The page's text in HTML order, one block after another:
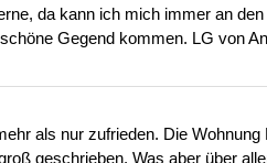
da kann ich mich immer an
Gegend kommen. LG von
als nur zufrieden. Die
geschrieben. Was aber über